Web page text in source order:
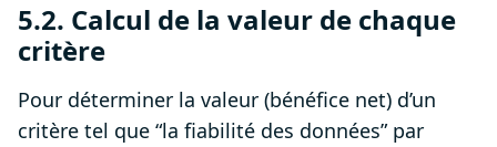
5.2. Calcul de la valeur de chaque
critère
Pour déterminer la valeur (bénéfice net) d’un
critère tel que “la fiabilité des données” par